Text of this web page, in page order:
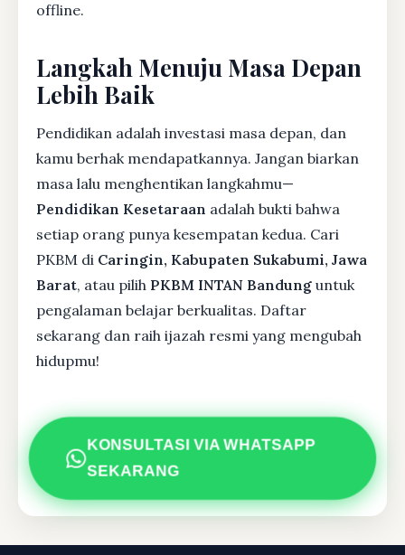
offline.
Langkah Menuju Masa Depan
Lebih Baik
Pendidikan adalah investasi masa depan, dan
kamu berhak mendapatkannya. Jangan biarkan
masa lalu menghentikan langkahmu—
Pendidikan Kesetaraan adalah bukti bahwa
setiap orang punya kesempatan kedua. Cari
PKBM di Caringin, Kabupaten Sukabumi, Jawa
Barat, atau pilih PKBM INTAN Bandung untuk
pengalaman belajar berkualitas. Daftar
sekarang dan raih ijazah resmi yang mengubah
hidupmu!
KONSULTASI VIA WHATSAPP
SEKARANG